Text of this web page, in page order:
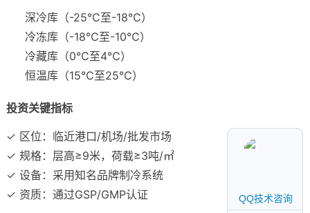
深冷库（-25℃至-18℃）
冷冻库（-18℃至-10℃）
冷藏库（0℃至4℃）
恒温库（15℃至25℃）
投资关键指标
✓ 区位：临近港口/机场/批发市场
✓ 规格：层高≥9米，荷载≥3吨/㎡
✓ 设备：采用知名品牌制冷系统
✓ 资质：通过GSP/GMP认证
QQ技术咨询
QQ技术咨询